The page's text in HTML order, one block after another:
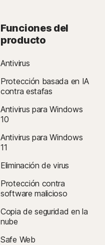
Funciones del
producto
Antivirus
Protección basada en IA
contra estafas
Antivirus para Windows
10
Antivirus para Windows
11
Eliminación de virus
Protección contra
software malicioso
Copia de seguridad en la
nube
Safe Web